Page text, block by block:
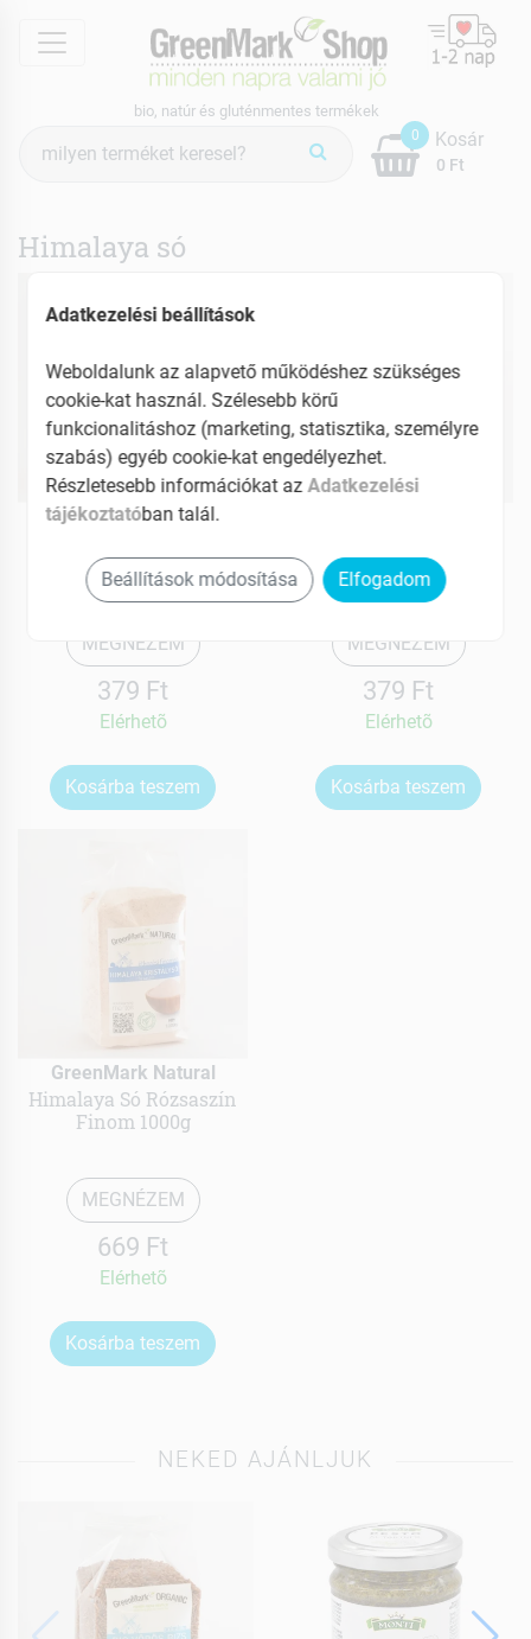
menu
bio, natúr és gluténmentes termékek
keresés
0
0 Ft
Kosár
Himalaya só
GreenMark Natural
Finom 500g
MEGNÉZEM
379 Ft
Elérhetõ
Kosárba teszem
Durva 500g
MEGNÉZEM
379 Ft
Elérhetõ
Kosárba teszem
GreenMark Natural
Himalaya Só Rózsaszín
Finom 1000g
MEGNÉZEM
669 Ft
Elérhetõ
Kosárba teszem
NEKED AJÁNLJUK
Adatkezelési beállítások
Weboldalunk az alapvető működéshez szükséges
cookie-kat használ. Szélesebb körű
funkcionalitáshoz (marketing, statisztika, személyre
szabás) egyéb cookie-kat engedélyezhet.
Részletesebb információkat azAdatkezelési
tájékoztatóban talál.
Beállítások módosítása Elfogadom